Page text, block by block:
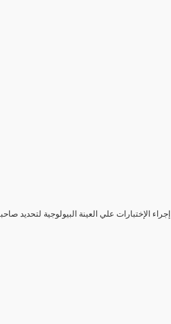
(7) إجراء الإختبارات علي العينة البيولوجية